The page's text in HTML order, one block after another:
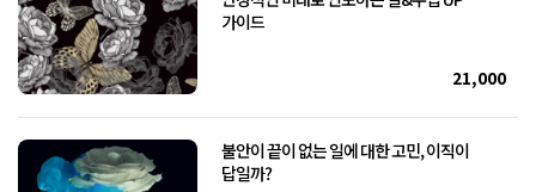
가이드
21,000
불안이 끝이 없는 일에 대한 고민, 이직이
답일까?